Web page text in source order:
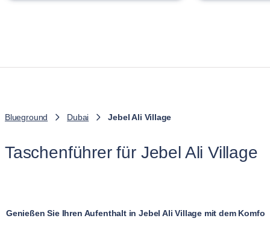
Blueground Dubai Jebel Ali Village
Taschenführer für Jebel Ali Village
Genießen Sie Ihren Aufenthalt in Jebel Ali Village mit dem